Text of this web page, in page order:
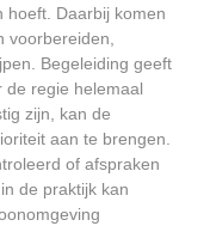
hoeft. Daarbij komen
voorbereiden,
Begeleiding geeft
de regie helemaal
zijn, kan de
aan te brengen.
of afspraken
de praktijk kan